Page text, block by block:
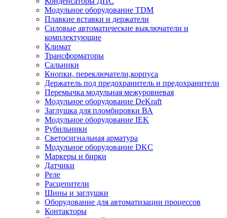
Модульное оборудование TDM
Плавкие вставки и держатели
Силовые автоматические выключатели и
комплектующие
Климат
Трансформаторы
Сальники
Кнопки, переключатели,корпуса
Держатель под предохранитель и предохранители
Перемычка модульная межуровневая
Модульное оборудование DeKraft
Заглушка для пломбировки ВА
Модульное оборудование IEK
Рубильники
Светосигнальная арматура
Модульное оборудование DKC
Маркеры и бирки
Датчики
Реле
Расцепители
Шины и заглушки
Оборудование для автоматизации процессов
Контакторы